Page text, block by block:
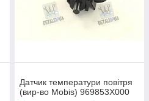
Датчик температури повітря
(вир-во Mobis) 969853X000